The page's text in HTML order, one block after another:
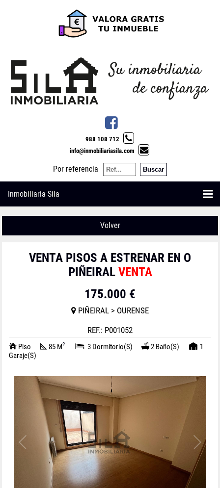
988 108 712
info@inmobiliariasila.com
Inmobiliaria Sila
Por referencia
Volver
VENTA PISOS A ESTRENAR EN O
PIÑEIRAL VENTA
175.000 €
PIÑEIRAL > OURENSE
REF.: P001052
Piso 85 M2 3 Dormitorio(s) 2 Baño(s)
1
Garaje(s)